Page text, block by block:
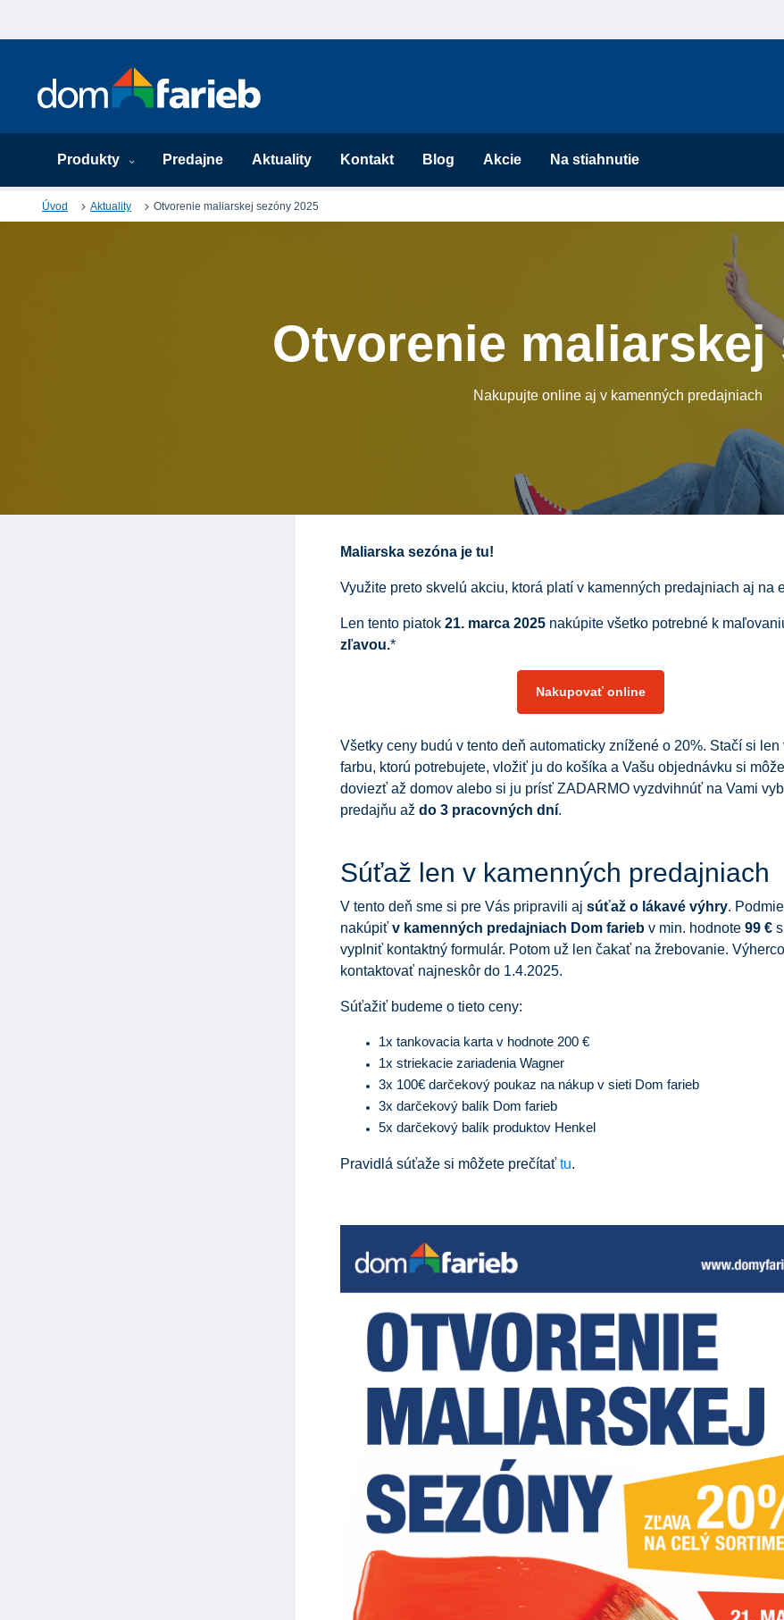
Produkty Predajne Aktuality Kontakt Blog Akcie Na stiahnutie
Úvod Aktuality Otvorenie maliarskej sezóny 2025
Otvorenie maliarskej
Nakupujte online aj v kamenných predajniach
Maliarska sezóna je tu!
Využite preto skvelú akciu, ktorá platí v kamenných predajniach aj na
Len tento piatok 21. marca 2025 nakúpite všetko potrebné k
zľavou.*
Nakupovať online
Všetky ceny budú v tento deň automaticky znížené o 20%. Stačí si len
farbu, ktorú potrebujete, vložiť ju do košíka a Vašu objednávku si
doviezť až domov alebo si ju prísť ZADARMO vyzdvihnúť na Vami
predajňu až do 3 pracovných dní.
Súťaž len v kamenných predajniach
V tento deň sme si pre Vás pripravili aj súťaž o lákavé výhry.
nakúpiť v kamenných predajniach Dom farieb v min. hodnote 99 €
vyplniť kontaktný formulár. Potom už len čakať na žrebovanie.
kontaktovať najneskôr do 1.4.2025.
Súťažiť budeme o tieto ceny:
1x tankovacia karta v hodnote 200 €
1x striekacie zariadenia Wagner
3x 100€ darčekový poukaz na nákup v sieti Dom farieb
3x darčekový balík Dom farieb
5x darčekový balík produktov Henkel
Pravidlá súťaže si môžete prečítať tu.